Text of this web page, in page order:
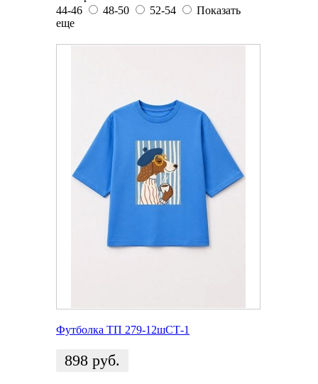
44-46
48-50 52-54
Показать
еще
Футболка ТП 279-12шСТ-1
898 руб.